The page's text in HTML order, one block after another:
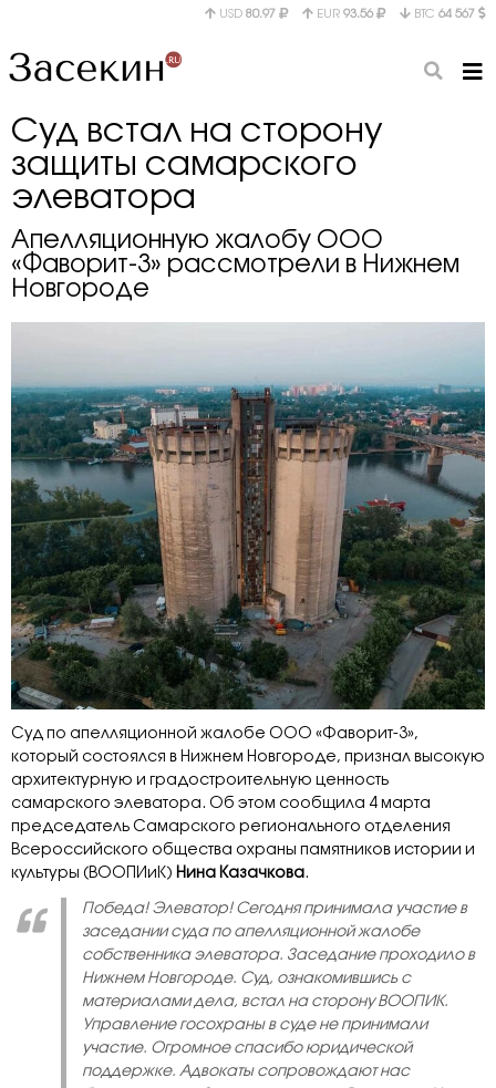
USD 80.97 EUR 93.56 BTC 64 567
Суд встал на сторону
защиты самарского
элеватора
Апелляционную жалобу ООО
«Фаворит-3» рассмотрели в Нижнем
Новгороде
Суд по апелляционной жалобе ООО «Фаворит-3»,
который состоялся в Нижнем Новгороде, признал высокую
архитектурную и градостроительную ценность
самарского элеватора. Об этом сообщила 4 марта
председатель Самарского регионального отделения
Всероссийского общества охраны памятников истории и
культуры (ВООПИиК) Нина Казачкова.
Победа! Элеватор! Сегодня принимала участие в
заседании суда по апелляционной жалобе
собственника элеватора. Заседание проходило в
Нижнем Новгороде. Суд, ознакомившись с
материалами дела, встал на сторону ВООПИК.
Управление госохраны в суде не принимали
участие. Огромное спасибо юридической
поддержке. Адвокаты сопровождают нас